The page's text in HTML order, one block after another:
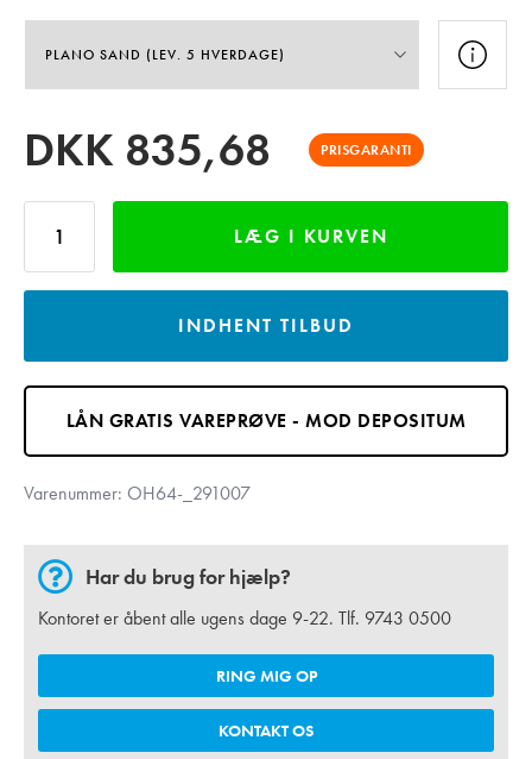
DKK 835,68 PRISGARANTI
LÆG I KURVEN
INDHENT TILBUD
LÅN GRATIS VAREPRØVE - MOD DEPOSITUM
Varenummer: OH64-_291007
Har du brug for hjælp?
Kontoret er åbent alle ugens dage 9-22. Tlf. 9743 0500
RING MIG OP
KONTAKT OS